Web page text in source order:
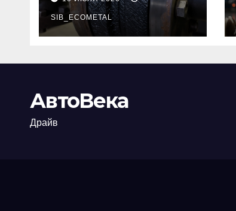
огнезащиты
фланцевых
соединений
SIB_ECOMETAL
АвтоВека
Драйв